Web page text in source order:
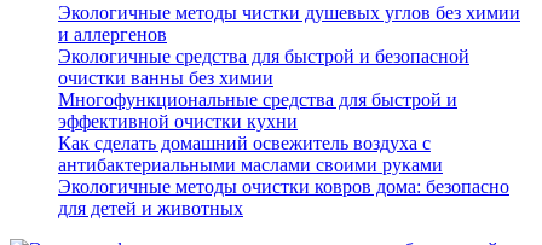
Экологичные методы чистки душевых углов без химии
и аллергенов
Экологичные средства для быстрой и безопасной
очистки ванны без химии
Многофункциональные средства для быстрой и
эффективной очистки кухни
Как сделать домашний освежитель воздуха с
антибактериальными маслами своими руками
Экологичные методы очистки ковров дома: безопасно
для детей и животных